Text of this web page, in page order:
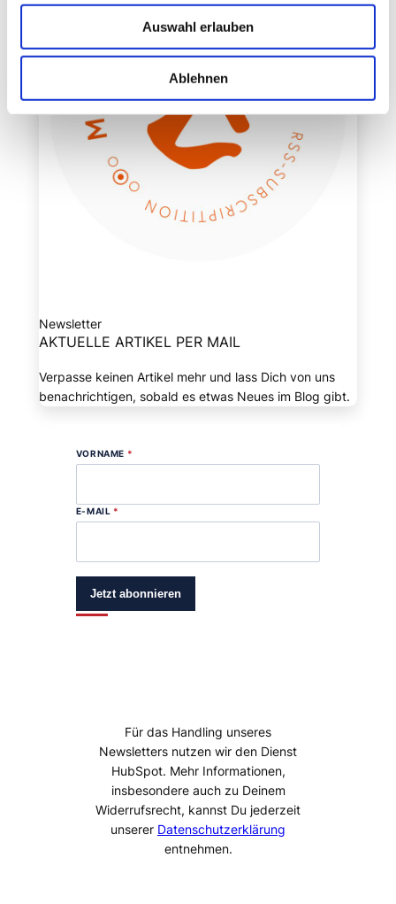
Auswahl erlauben
Ablehnen
Newsletter
AKTUELLE ARTIKEL PER MAIL
Verpasse keinen Artikel mehr und lass Dich von uns
benachrichtigen, sobald es etwas Neues im Blog gibt.
VORNAME *
E-MAIL *
Jetzt abonnieren
Für das Handling unseres
Newsletters nutzen wir den Dienst
HubSpot. Mehr Informationen,
insbesondere auch zu Deinem
Widerrufsrecht, kannst Du jederzeit
unserer Datenschutzerklärung
entnehmen.